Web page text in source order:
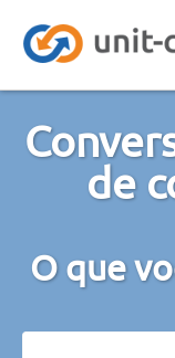
de
O que